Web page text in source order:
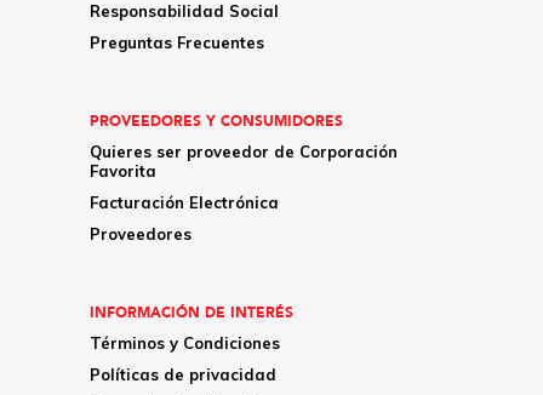
Responsabilidad Social
Preguntas Frecuentes
PROVEEDORES Y CONSUMIDORES
Quieres ser proveedor de Corporación
Favorita
Facturación Electrónica
Proveedores
INFORMACIÓN DE INTERÉS
Términos y Condiciones
Políticas de privacidad